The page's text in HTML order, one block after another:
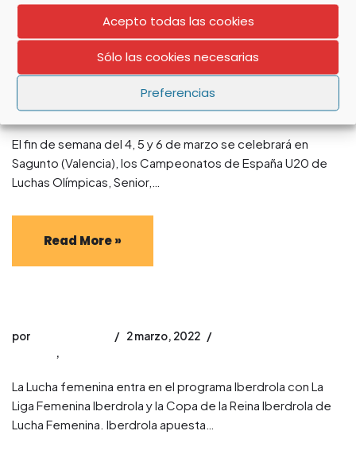
Acepto todas las cookies
Sólo las cookies necesarias
Preferencias
Cto. de España Luchas olímpicas U20 – Sambo y Combat
3 marzo, 2022
Noticias,Combat sambo,Sambo
El fin de semana del 4, 5 y 6 de marzo se celebrará en
Sagunto (Valencia), los Campeonatos de España U20 de
Luchas Olímpicas, Senior,…
Read More »
por
2 marzo, 2022
,
La Lucha femenina entra en el programa Iberdrola con La
Liga Femenina Iberdrola y la Copa de la Reina Iberdrola de
Lucha Femenina. Iberdrola apuesta…